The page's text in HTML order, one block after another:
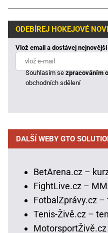
ODEBÍREJ HOKEJOVÉ
Vlož email a dostávej
Souhlasím sezpracováním
obchodních sdělení
DALŠÍ WEBY GTO
BetArena.cz –
FightLive.cz –
FotbalZprávy.cz
Tenis-Živě.cz –